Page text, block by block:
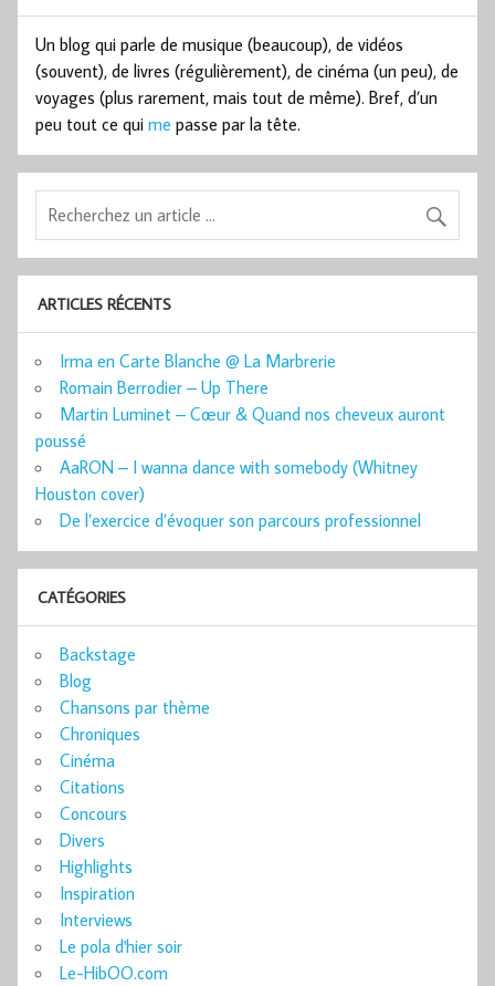
Un blog qui parle de musique (beaucoup), de vidéos
(souvent), de livres (régulièrement), de cinéma (un peu), de
voyages (plus rarement, mais tout de même). Bref, d’un
peu tout ce qui me passe par la tête.
ARTICLES RÉCENTS
Irma en Carte Blanche @ La Marbrerie
Romain Berrodier – Up There
Martin Luminet – Cœur & Quand nos cheveux auront
poussé
AaRON – I wanna dance with somebody (Whitney
Houston cover)
De l’exercice d’évoquer son parcours professionnel
CATÉGORIES
Backstage
Blog
Chansons par thème
Chroniques
Cinéma
Citations
Concours
Divers
Highlights
Inspiration
Interviews
Le pola d'hier soir
Le-HibOO.com